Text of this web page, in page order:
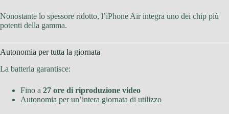
Nonostante lo spessore ridotto, l’iPhone Air integra uno dei chip più
potenti della gamma.
Autonomia per tutta la giornata
La batteria garantisce:
Fino a 27 ore di riproduzione video
Autonomia per un’intera giornata di utilizzo